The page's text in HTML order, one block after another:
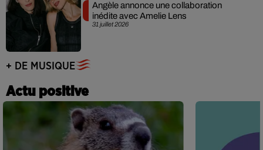
31 juillet 2026
Angèle annonce une collaboration
inédite avec Amelie Lens
+ DE MUSIQUE
Actu positive